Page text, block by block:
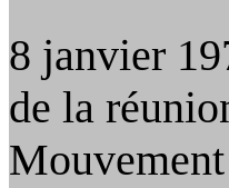
8 janvier
de la
Mouvement